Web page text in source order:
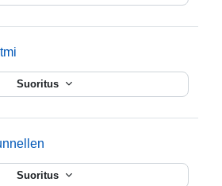
Suoritus
Suoritus